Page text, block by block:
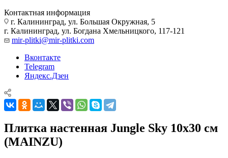
Контактная информация
г. Калининград, ул. Большая Окружная, 5
г. Калининград, ул. Богдана Хмельницкого, 117-121
mir-plitki@mir-plitki.com
Вконтакте
Telegram
Яндекс.Дзен
Плитка настенная Jungle Sky 10x30 см
(MAINZU)